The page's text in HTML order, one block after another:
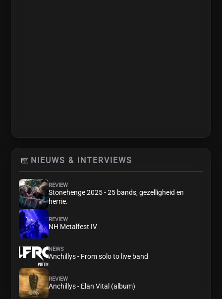
NIEUWS & INTERVIEWS
REVIEW
Stonehenge 2025 - 25 bands, gezelligheid en
herrie.
REVIEW
NH Metalfest IV
NEWS
Anchillys - From solo to live band
REVIEW
Anchillys - Elan Vital (album)